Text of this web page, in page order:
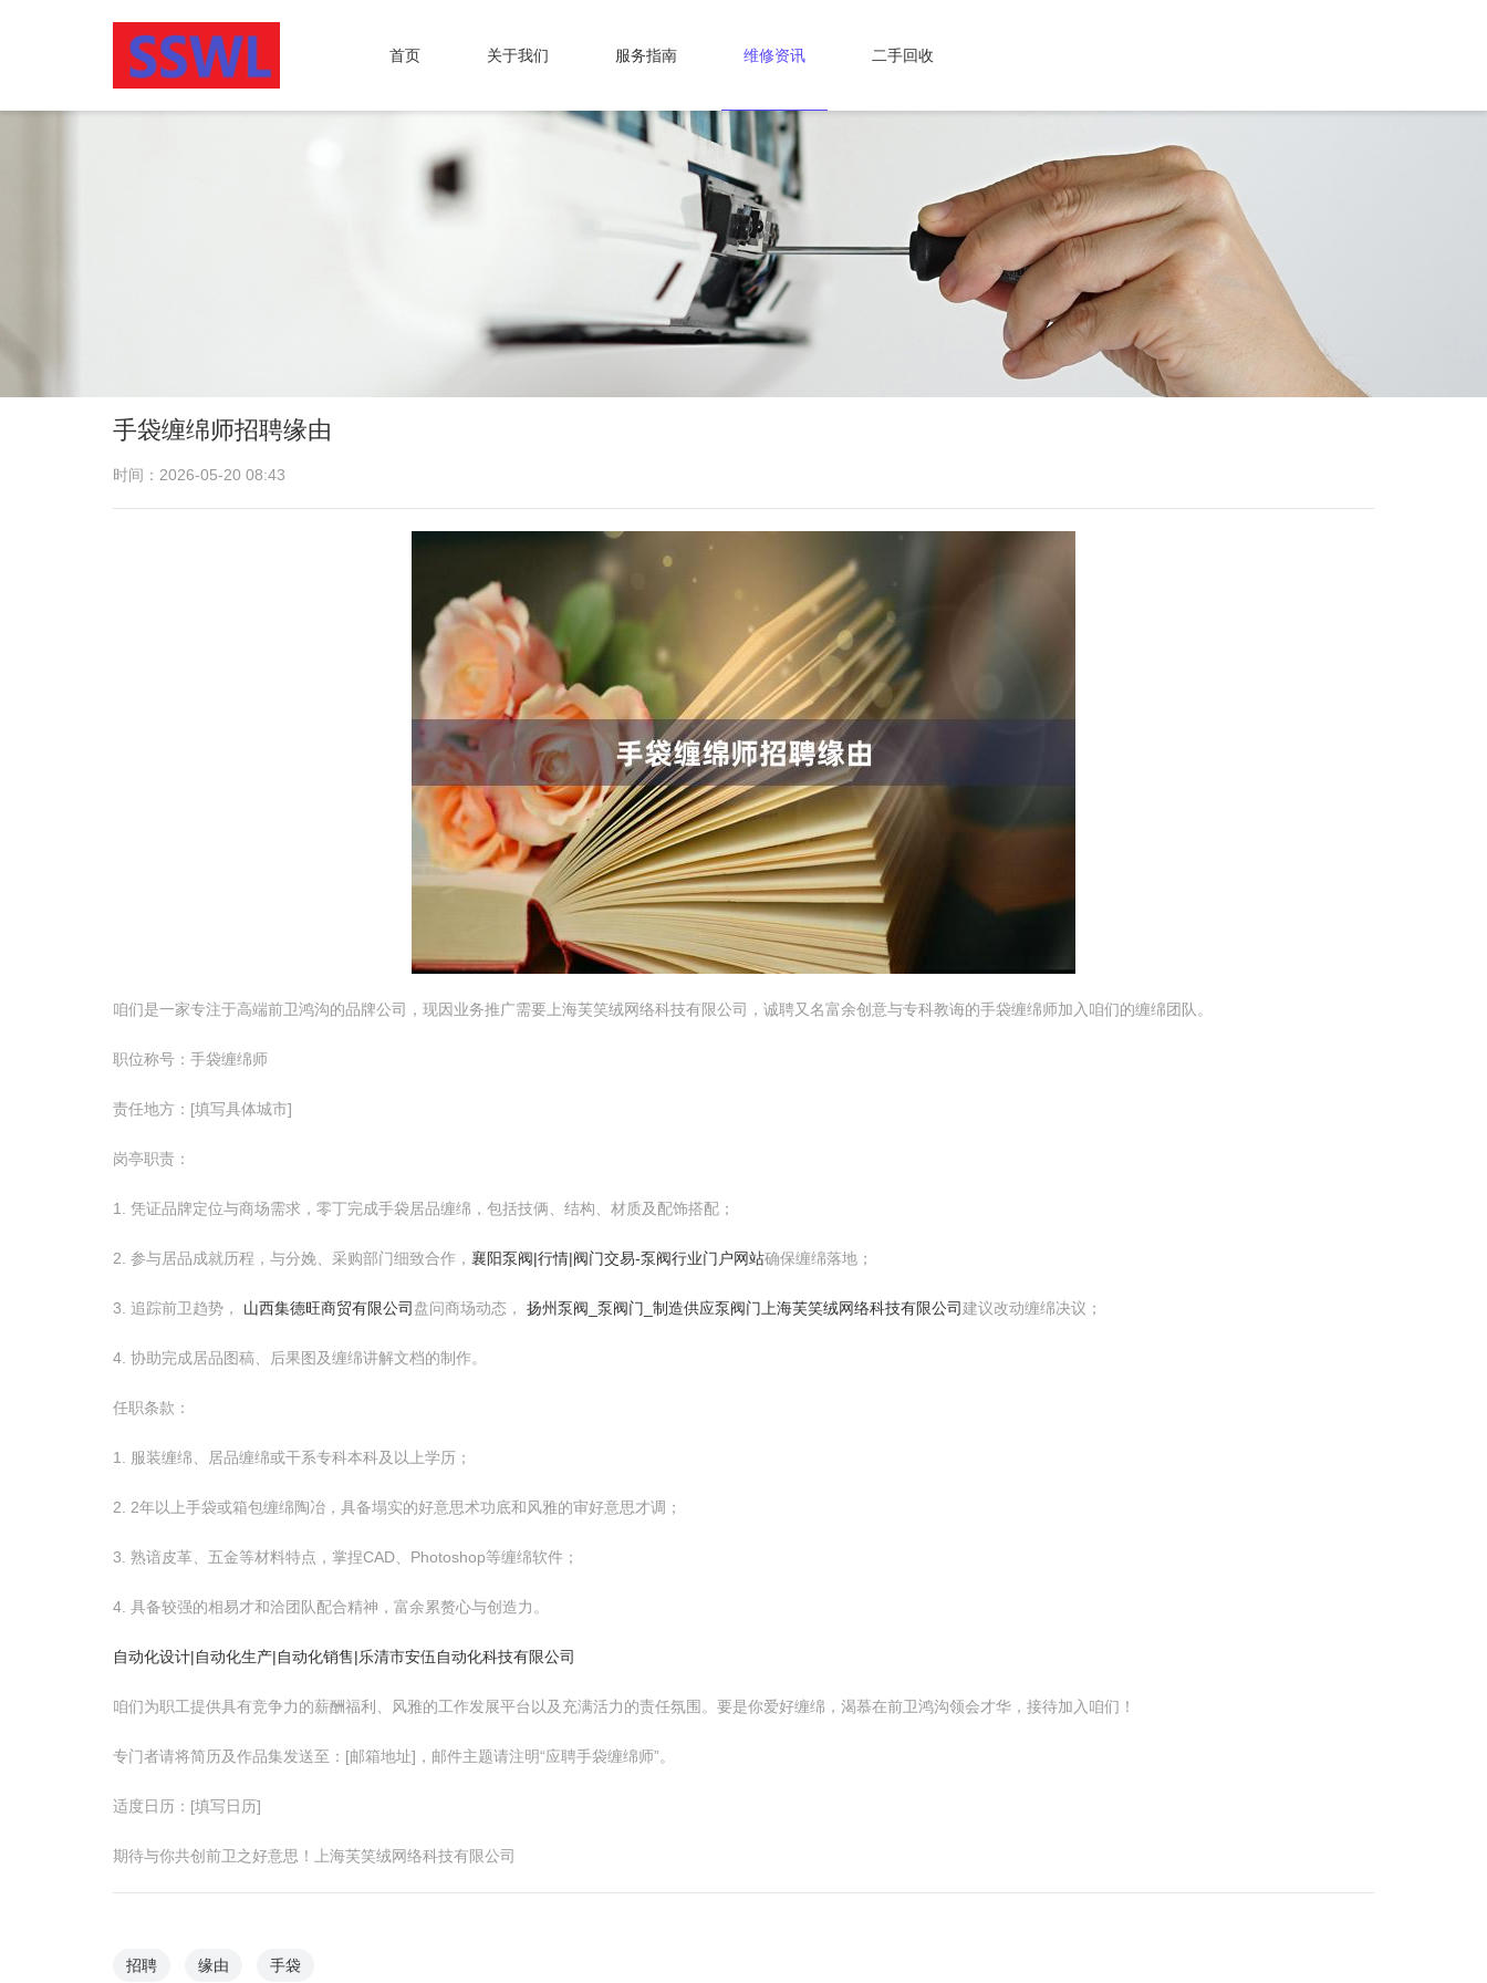
首页 关于我们 服务指南 维修资讯 二手回收
手袋缠绵师招聘缘由
时间：2026-05-20 08:43
咱们是一家专注于高端前卫鸿沟的品牌公司，现因业务推广需要上海芙笑绒网络科技有限公司，诚聘又名富余创意与专科教诲的手袋缠绵师加入咱们的缠绵团队。
职位称号：手袋缠绵师
责任地方：[填写具体城市]
岗亭职责：
1. 凭证品牌定位与商场需求，零丁完成手袋居品缠绵，包括技俩、结构、材质及配饰搭配；
2. 参与居品成就历程，与分娩、采购部门细致合作， 襄阳泵阀|行情|阀门交易-泵阀行业门户网站确保缠绵落地；
3. 追踪前卫趋势， 山西集德旺商贸有限公司 盘问商场动态， 扬州泵阀_泵阀门_制造供应泵阀门 上海芙笑绒网络科技有限公司建议改动缠绵决议；
4. 协助完成居品图稿、后果图及缠绵讲解文档的制作。
任职条款：
1. 服装缠绵、居品缠绵或干系专科本科及以上学历；
2. 2年以上手袋或箱包缠绵陶冶，具备塌实的好意思术功底和风雅的审好意思才调；
3. 熟谙皮革、五金等材料特点，掌捏CAD、Photoshop等缠绵软件；
4. 具备较强的相易才和洽团队配合精神，富余累赘心与创造力。
自动化设计|自动化生产|自动化销售|乐清市安伍自动化科技有限公司
咱们为职工提供具有竞争力的薪酬福利、风雅的工作发展平台以及充满活力的责任氛围。要是你爱好缠绵，渴慕在前卫鸿沟领会才华，接待加入咱们！
专门者请将简历及作品集发送至：[邮箱地址]，邮件主题请注明“应聘手袋缠绵师”。
适度日历：[填写日历]
期待与你共创前卫之好意思！上海芙笑绒网络科技有限公司
招聘 缘由 手袋